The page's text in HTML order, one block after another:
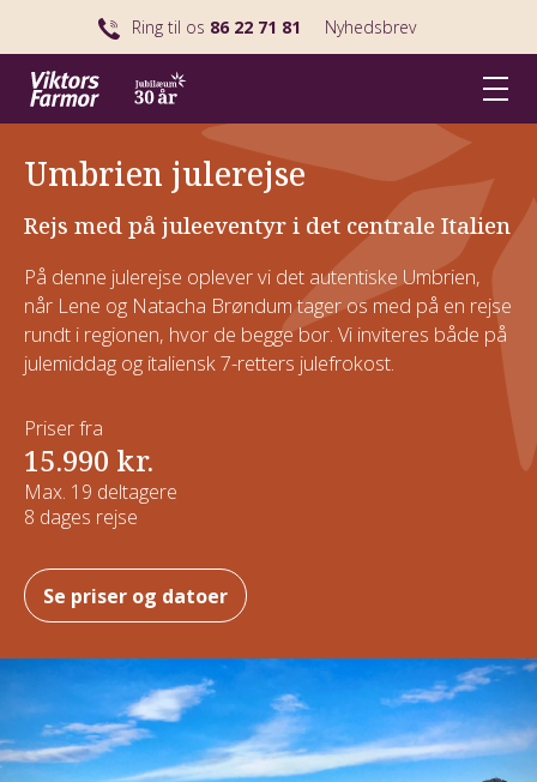
Ring til os 86 22 71 81 Nyhedsbrev
Umbrien julerejse
Rejs med på juleeventyr i det centrale Italien
På denne julerejse oplever vi det autentiske Umbrien,
når Lene og Natacha Brøndum tager os med på en rejse
rundt i regionen, hvor de begge bor. Vi inviteres både på
julemiddag og italiensk 7-retters julefrokost.
Priser fra
15.990 kr.
Max. 19 deltagere
8 dages rejse
Se priser og datoer